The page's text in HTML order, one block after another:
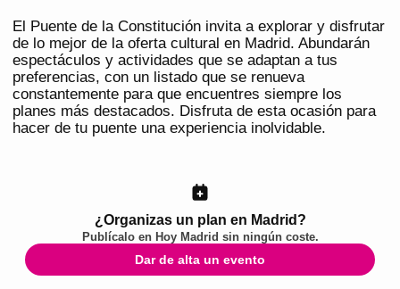
El Puente de la Constitución invita a explorar y disfrutar
de lo mejor de la oferta cultural en Madrid. Abundarán
espectáculos y actividades que se adaptan a tus
preferencias, con un listado que se renueva
constantemente para que encuentres siempre los
planes más destacados. Disfruta de esta ocasión para
hacer de tu puente una experiencia inolvidable.
¿Organizas un plan en Madrid?
Publícalo en Hoy Madrid sin ningún coste.
Dar de alta un evento